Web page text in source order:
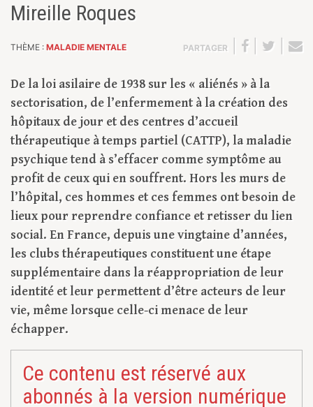
Mireille Roques
THÈME : MALADIE MENTALE PARTAGER
De la loi asilaire de 1938 sur les « aliénés » à la
sectorisation, de l’enfermement à la création des
hôpitaux de jour et des centres d’accueil
thérapeutique à temps partiel (CATTP), la maladie
psychique tend à s’effacer comme symptôme au
profit de ceux qui en souffrent. Hors les murs de
l’hôpital, ces hommes et ces femmes ont besoin de
lieux pour reprendre confiance et retisser du lien
social. En France, depuis une vingtaine d’années,
les clubs thérapeutiques constituent une étape
supplémentaire dans la réappropriation de leur
identité et leur permettent d’être acteurs de leur
vie, même lorsque celle-ci menace de leur
échapper.
Ce contenu est réservé aux
abonnés à la version numérique